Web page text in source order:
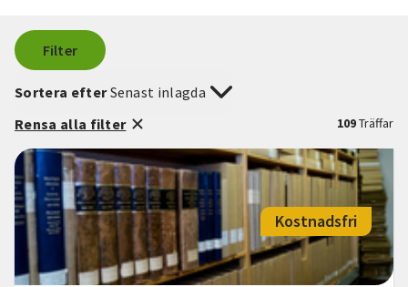
Filter
109Träffar
Sortera efterSenast inlagda
Rensa alla filter
Kostnadsfri